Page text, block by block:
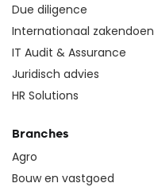
Due diligence
Internationaal zakendoen
IT Audit & Assurance
Juridisch advies
HR Solutions
Branches
Agro
Bouw en vastgoed